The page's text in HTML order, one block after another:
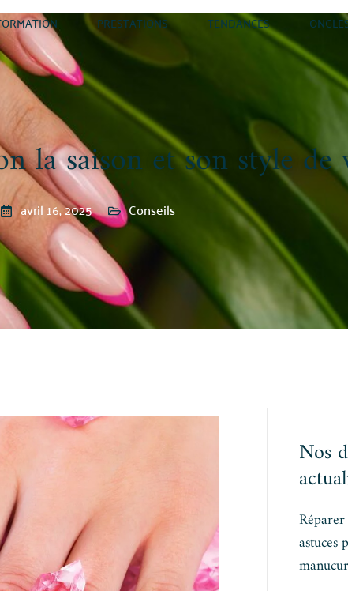
PRESTATIONS TENDANCES
la saison et son style de
avril 16, 2025 Conseils
Nos
astuces